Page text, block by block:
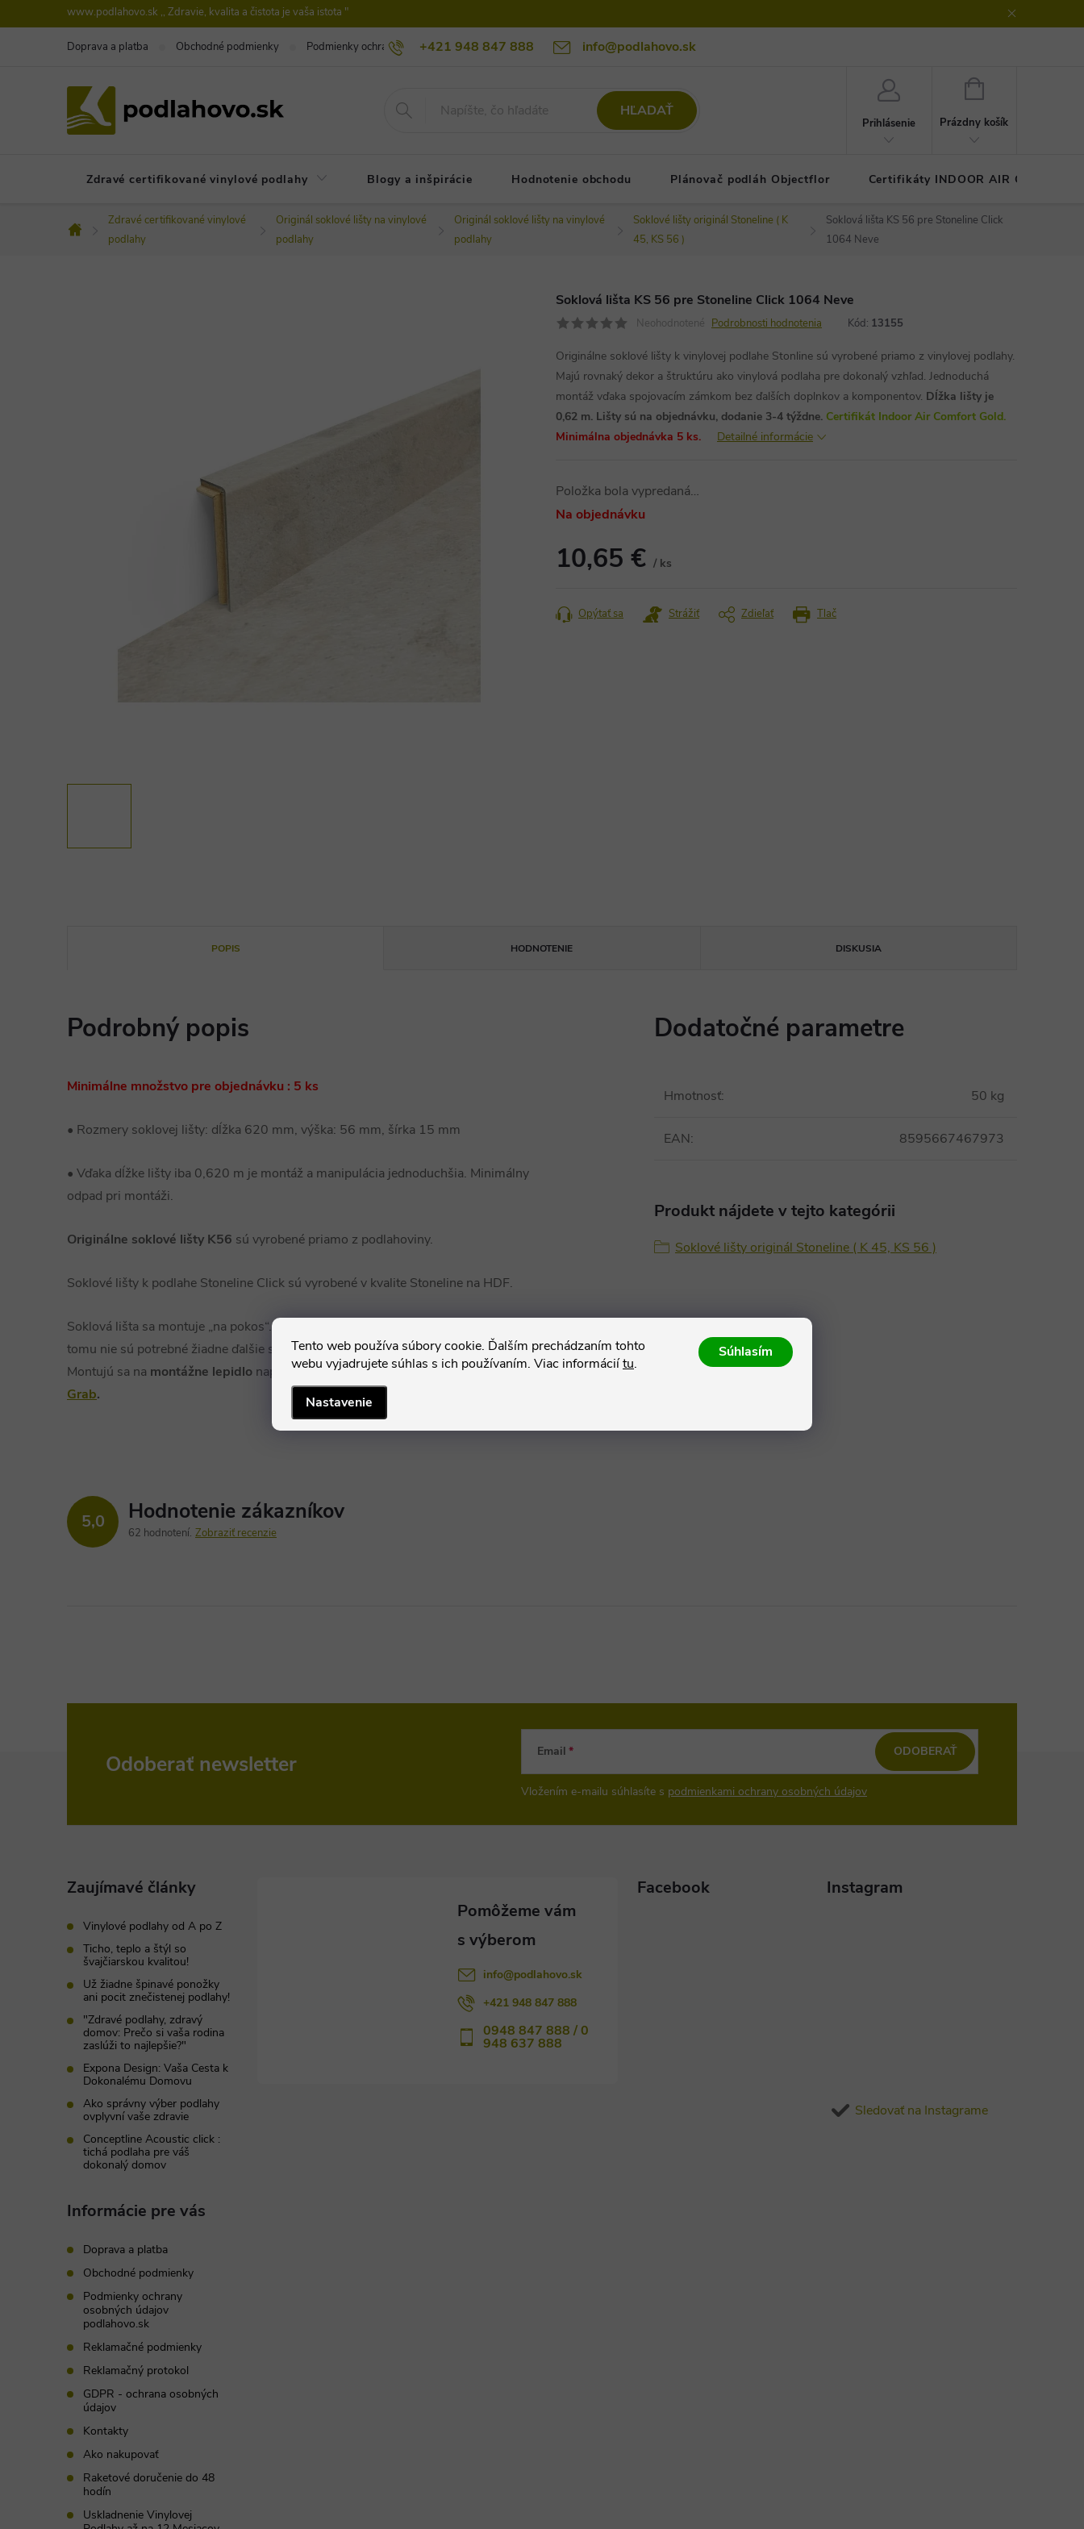
Tento web používa súbory cookie. Ďalším prechádzaním tohto
webu vyjadrujete súhlas s ich používaním. Viac informáciítu.
Nastavenie
Súhlasím
na
www.podlahovo.sk ,, Zdravie, kvalita a čistota je vaša istota "
+421 948 847 888 info@podlahovo.sk
Doprava a platba Obchodné podmienky Podmienky ochrany osobných údajov podlahovo.sk Reklamačné podmienky
HĽADAŤ
Prihlásenie
NÁKUPNÝ
Prázdny košík
Zdravé certifikované vinylové podlahy Blogy a inšpirácie Hodnotenie obchodu Plánovač podláh Objectflor Certifikáty INDOOR AIR COMFORT
Domov
Zdravé certifikované vinylové
podlahy
Originál soklové lišty na vinylové
podlahy
Originál soklové lišty na vinylové
podlahy
Soklové lišty originál Stoneline ( K
45, KS 56 )
Soklová lišta KS 56 pre Stoneline Click
1064 Neve
Soklová lišta KS 56 pre Stoneline Click 1064 Neve
Neohodnotené Podrobnosti hodnotenia Kód: 13155
Originálne soklové lišty k vinylovej podlahe Stonline sú vyrobené priamo z vinylovej podlahy.
Majú rovnaký dekor a štruktúru ako vinylová podlaha pre dokonalý vzhľad. Jednoduchá
montáž vďaka spojovacím zámkom bez ďalších doplnkov a komponentov. Dĺžka lišty je
0,62 m. Lišty sú na objednávku, dodanie 3-4 týždne. Certifikát Indoor Air Comfort Gold.
Minimálna objednávka 5 ks.
Detailné informácie
Položka bola vypredaná…
Na objednávku
10,65 € / ks
Tlač
Opýtať sa Strážiť Zdieľať
POPIS HODNOTENIE DISKUSIA
Podrobný popis
Minimálne množstvo pre objednávku : 5 ks
• Rozmery soklovej lišty: dĺžka 620 mm, výška: 56 mm, šírka 15 mm
• Vďaka dĺžke lišty iba 0,620 m je montáž a manipulácia jednoduchšia. Minimálny
odpad pri montáži.
Originálne soklové lišty K56 sú vyrobené priamo z podlahoviny.
Soklové lišty k podlahe Stoneline Click sú vyrobené v kvalite Stoneline na HDF.
Soklová lišta sa montuje „na pokos“. Súčasťou lišty je spojovací zámok a vďaka
tomu nie sú potrebné žiadne ďalšie samostatné spojovacie prvky ani doplnky.
Montujú sa na montážne lepidlo napr. Mamut Glealebo Sikaflex-118 Extreme
Grab.
Dodatočné parametre
Hmotnosť: 50 kg
EAN: 8595667467973
Produkt nájdete v tejto kategórii
Soklové lišty originál Stoneline ( K 45, KS 56 )
5,0 Hodnotenie zákazníkov
62 hodnotení Zobraziť recenzie
Odoberať newsletter Email
Vložením e-mailu súhlasíte s podmienkami ochrany osobných údajov
ODOBERAŤ
Zaujímavé články
Vinylové podlahy od A po Z
Ticho, teplo a štýl so
švajčiarskou kvalitou!
Už žiadne špinavé ponožky
ani pocit znečistenej podlahy!
"Zdravé podlahy, zdravý
domov: Prečo si vaša rodina
zaslúži to najlepšie?"
Expona Design: Vaša Cesta k
Dokonalému Domovu
Ako správny výber podlahy
ovplyvní vaše zdravie
Conceptline Acoustic click :
tichá podlaha pre váš
dokonalý domov
info@podlahovo.sk
+421 948 847 888
0948 847 888 / 0
948 637 888
Facebook Instagram
Sledovať na Instagrame
Informácie pre vás
Doprava a platba
Obchodné podmienky
Podmienky ochrany
osobných údajov
podlahovo.sk
Reklamačné podmienky
Reklamačný protokol
GDPR - ochrana osobných
údajov
Kontakty
Ako nakupovať
Raketové doručenie do 48
hodín
Uskladnenie Vinylovej